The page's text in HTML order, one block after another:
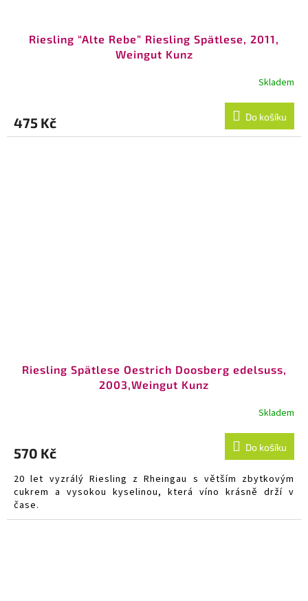
Riesling “Alte Rebe” Riesling Spätlese, 2011,
Weingut Kunz
Skladem
475 Kč Do košíku
Riesling Spätlese Oestrich Doosberg edelsuss,
2003,Weingut Kunz
Skladem
570 Kč Do košíku
20 let vyzrálý Riesling z Rheingau s větším zbytkovým
cukrem a vysokou kyselinou, která víno krásně drží v
čase.